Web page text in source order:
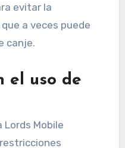
evitar la
a veces puede
canje.
el uso de
Lords Mobile